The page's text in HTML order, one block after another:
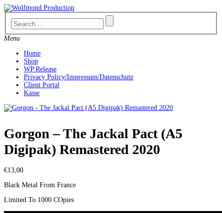
Skip
to
content
Menu
Home
Shop
WP Release
Privacy Policy/Impressum/Datenschutz
Client Portal
Kasse
Gorgon – The Jackal Pact (A5
Digipak) Remastered 2020
€13,00
Black Metal From France
Limited To 1000 COpies